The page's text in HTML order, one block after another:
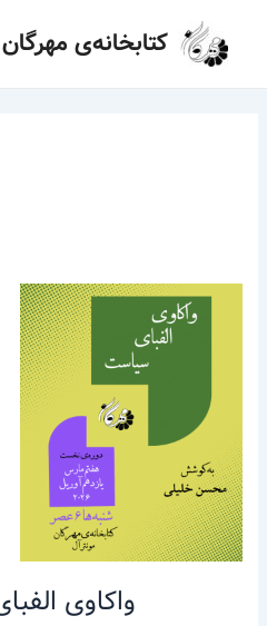
کتابخانه‌ی مهرگان
واکاوی
واکاوی